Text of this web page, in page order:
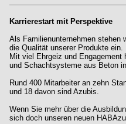
Karrierestart mit Perspektive
Als Familienunternehmen stehen
die Qualität unserer Produkte ein.
Mit viel Ehrgeiz und Engagement
und Schachtsysteme aus Beton
Rund 400 Mitarbeiter an zehn
und 18 davon sind Azubis.
Wenn Sie mehr über die
sich doch unseren neuen